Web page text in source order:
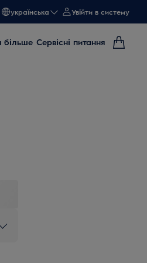
українська Увійти в систему
більше Сервісні питання